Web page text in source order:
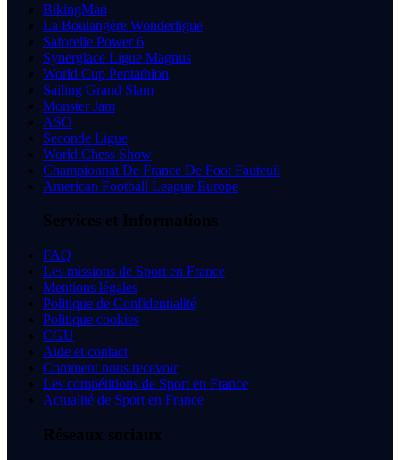
BikingMan
La Boulangère Wonderligue
Saforelle Power 6
Synerglace Ligue Magnus
World Cup Pentathlon
Sailing Grand Slam
Monster Jam
ASO
Seconde Ligue
World Chess Show
Championnat De France De Foot Fauteuil
American Football League Europe
Services et Informations
FAQ
Les missions de Sport en France
Mentions légales
Politique de Confidentialité
Politique cookies
CGU
Aide et contact
Comment nous recevoir
Les compétitions de Sport en France
Actualité de Sport en France
Réseaux sociaux